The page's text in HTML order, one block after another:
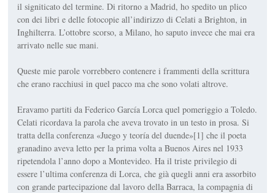
il signiticato del termine. Di ritorno a Madrid, ho spedito un plico
con dei libri e delle fotocopie all’indirizzo di Celati a Brighton, in
Inghilterra. L’ottobre scorso, a Milano, ho saputo invece che mai era
arrivato nelle sue mani.
Queste mie parole vorrebbero contenere i frammenti della scrittura
che erano racchiusi in quel pacco ma che sono volati altrove.
Eravamo partiti da Federico García Lorca quel pomeriggio a Toledo.
Celati ricordava la parola che aveva trovato in un testo in prosa. Si
tratta della conferenza «Juego y teoría del duende»[1] che il poeta
granadino aveva letto per la prima volta a Buenos Aires nel 1933
ripetendola l’anno dopo a Montevideo. Ha il triste privilegio di
essere l’ultima conferenza di Lorca, che già quegli anni era assorbito
con grande partecipazione dal lavoro della Barraca, la compagnia di